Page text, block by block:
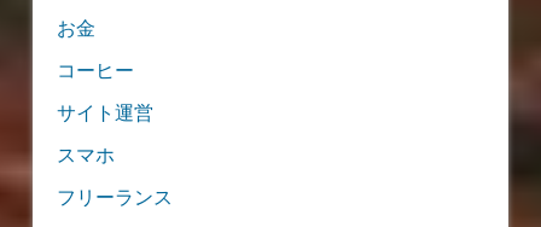
お金
コーヒー
サイト運営
スマホ
フリーランス